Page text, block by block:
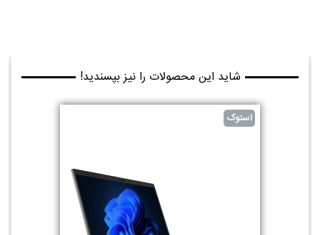
شاید این محصولات را نیز بپسندید!
استوک